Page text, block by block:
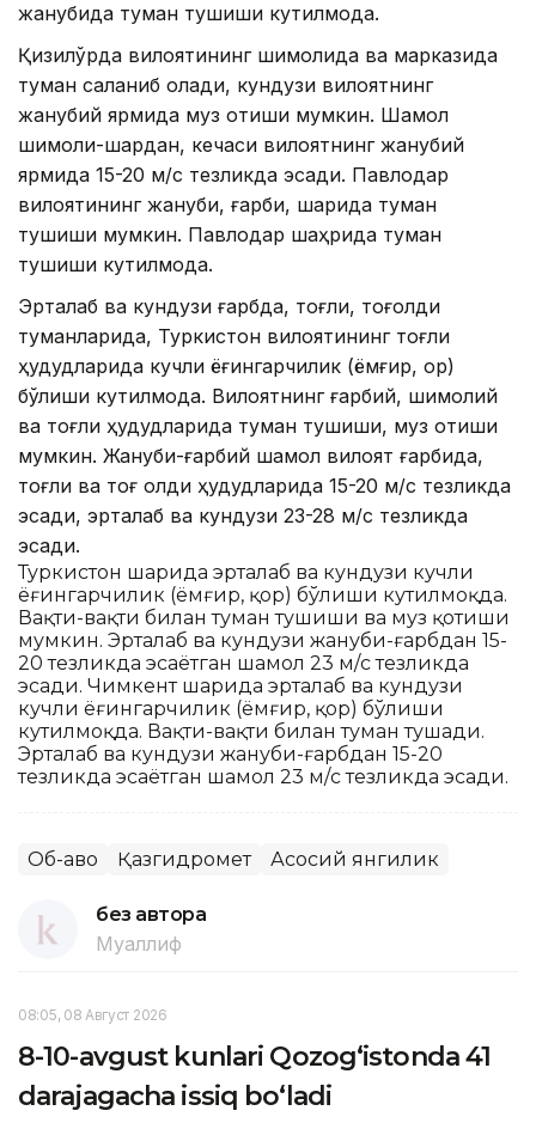
жанубида туман тушиши кутилмоқда.
Қизилўрда вилоятининг шимолида ва марказида
туман сақланиб қолади, кундузи вилоятнинг
жанубий ярмида муз қотиши мумкин. Шамол
шимоли-шарқдан, кечаси вилоятнинг жанубий
ярмида 15-20 м/с тезликда эсади. Павлодар
вилоятининг жануби, ғарби, шарқида туман
тушиши мумкин. Павлодар шаҳрида туман
тушиши кутилмоқда.
Эрталаб ва кундузи ғарбда, тоғли, тоғолди
туманларида, Туркистон вилоятининг тоғли
ҳудудларида кучли ёғингарчилик (ёмғир, қор)
бўлиши кутилмоқда. Вилоятнинг ғарбий, шимолий
ва тоғли ҳудудларида туман тушиши, муз қотиши
мумкин. Жануби-ғарбий шамол вилоят ғарбида,
тоғли ва тоғ олди ҳудудларида 15-20 м/с тезликда
эсади, эрталаб ва кундузи 23-28 м/с тезликда
эсади.
Туркистон шаҳрида эрталаб ва кундузи кучли
ёғингарчилик (ёмғир, қор) бўлиши кутилмоқда.
Вақти-вақти билан туман тушиши ва муз қотиши
мумкин. Эрталаб ва кундузи жануби-ғарбдан 15-
20 тезликда эсаётган шамол 23 м/с тезликда
эсади. Чимкент шаҳрида эрталаб ва кундузи
кучли ёғингарчилик (ёмғир, қор) бўлиши
кутилмоқда. Вақти-вақти билан туман тушади.
Эрталаб ва кундузи жануби-ғарбдан 15-20
тезликда эсаётган шамол 23 м/с тезликда эсади.
Об-ҳаво Қазгидромет Асосий янгилик
без автора
Муаллиф
08:05, 08 Август 2026
8-10-avgust kunlari Qozog‘istonda 41
darajagacha issiq bo‘ladi